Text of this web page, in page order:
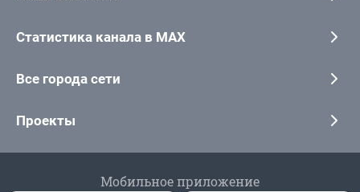
Статистика канала в MAX
Все города сети
Проекты
Мобильное приложение